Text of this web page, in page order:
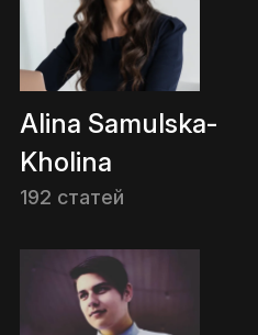
Alina Samulska-
Kholina
192 статей